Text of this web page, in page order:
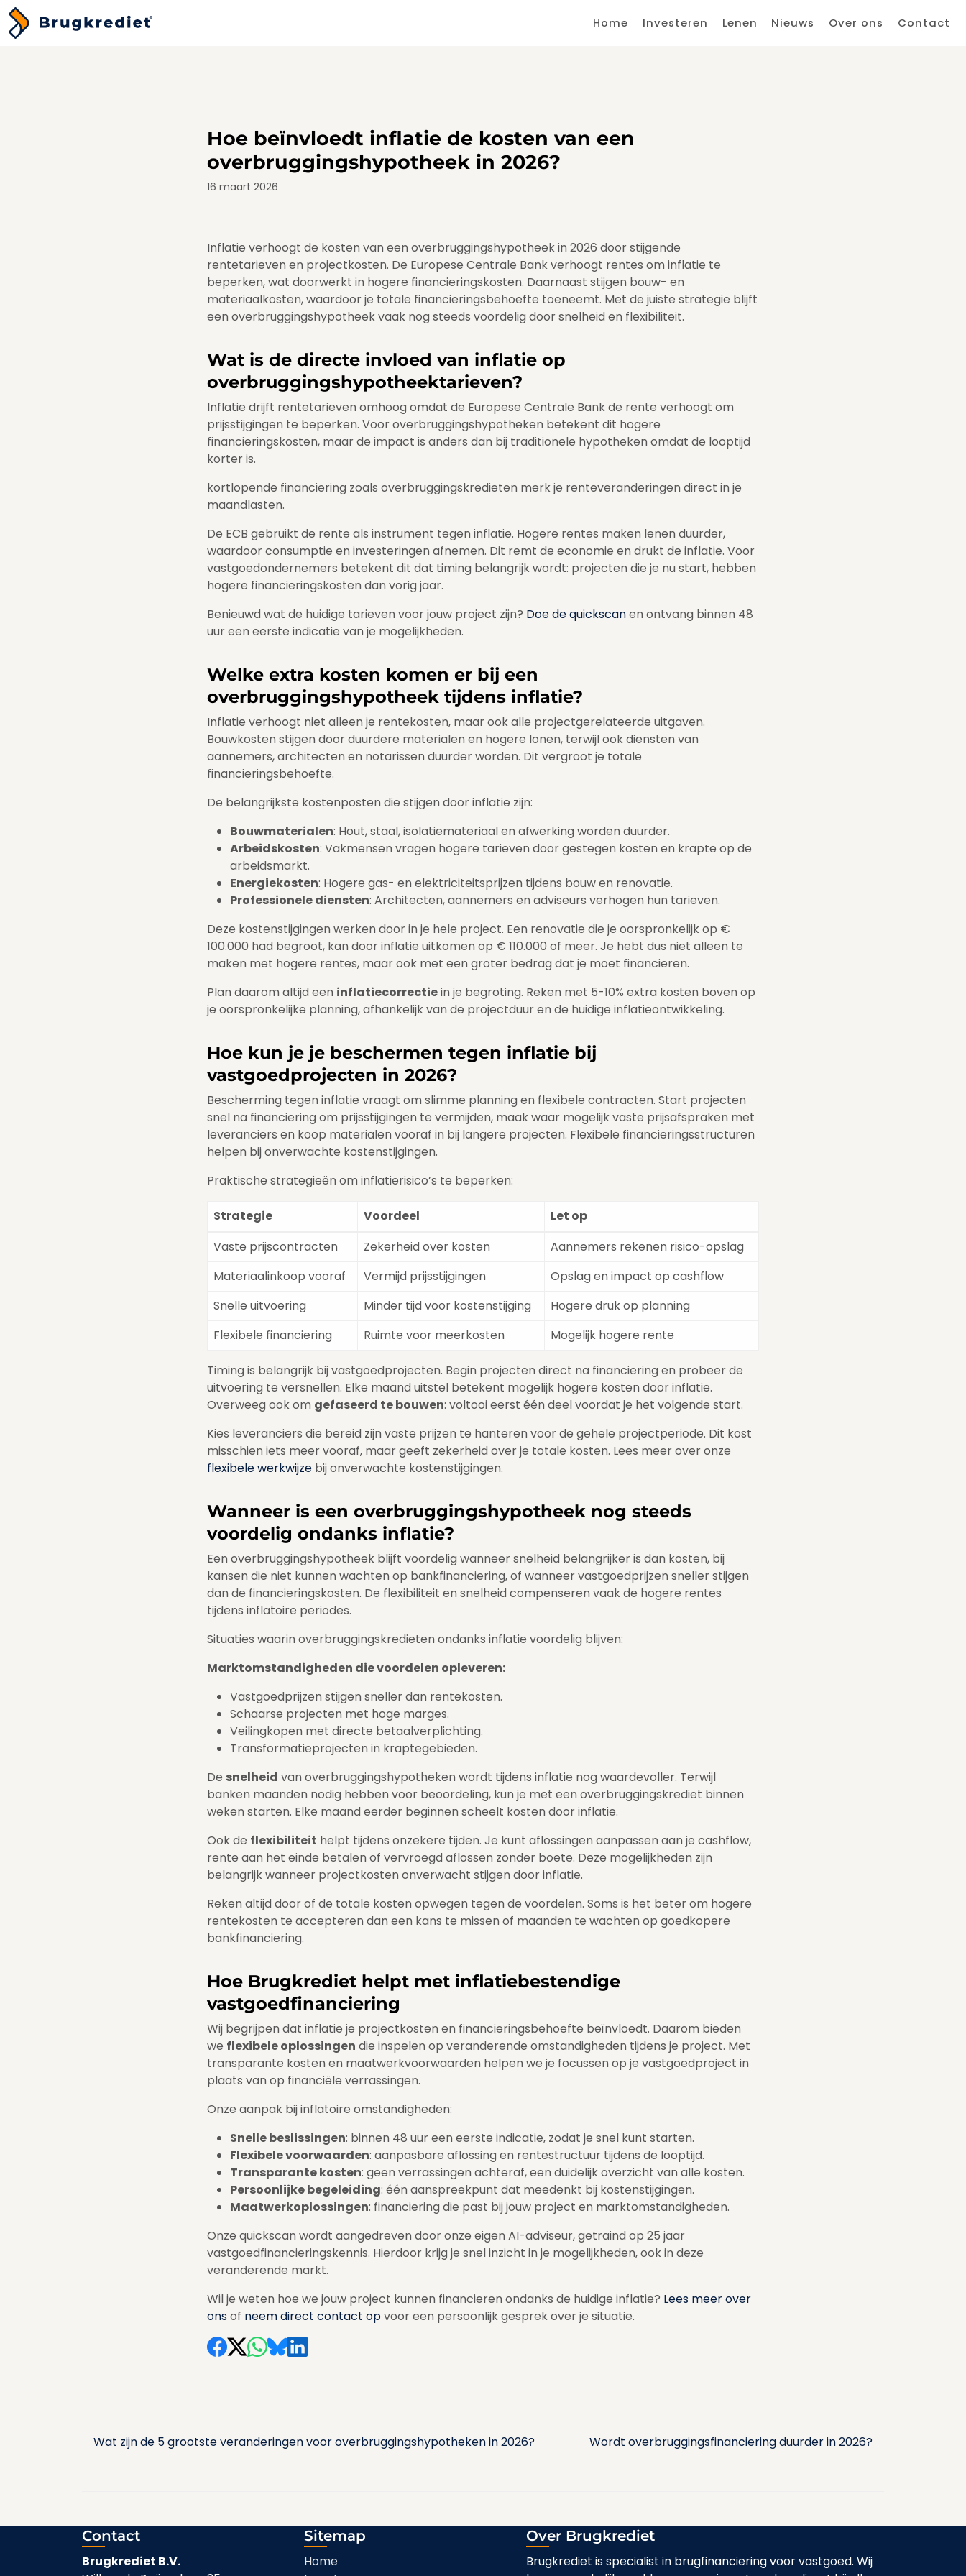
Home Investeren Lenen Nieuws Over ons Contact
Hoe beïnvloedt inflatie de kosten van een
overbruggingshypotheek in 2026?
16 maart 2026
Inflatie verhoogt de kosten van een overbruggingshypotheek in 2026 door stijgende
rentetarieven en projectkosten. De Europese Centrale Bank verhoogt rentes om inflatie te
beperken, wat doorwerkt in hogere financieringskosten. Daarnaast stijgen bouw- en
materiaalkosten, waardoor je totale financieringsbehoefte toeneemt. Met de juiste strategie blijft
een overbruggingshypotheek vaak nog steeds voordelig door snelheid en flexibiliteit.
Wat is de directe invloed van inflatie op
overbruggingshypotheektarieven?
Inflatie drijft rentetarieven omhoog omdat de Europese Centrale Bank de rente verhoogt om
prijsstijgingen te beperken. Voor overbruggingshypotheken betekent dit hogere
financieringskosten, maar de impact is anders dan bij traditionele hypotheken omdat de looptijd
korter is.
kortlopende financiering zoals overbruggingskredieten merk je renteveranderingen direct in je
maandlasten.
De ECB gebruikt de rente als instrument tegen inflatie. Hogere rentes maken lenen duurder,
waardoor consumptie en investeringen afnemen. Dit remt de economie en drukt de inflatie. Voor
vastgoedondernemers betekent dit dat timing belangrijk wordt: projecten die je nu start, hebben
hogere financieringskosten dan vorig jaar.
Benieuwd wat de huidige tarieven voor jouw project zijn? Doe de quickscanen ontvang binnen 48
uur een eerste indicatie van je mogelijkheden.
Welke extra kosten komen er bij een
overbruggingshypotheek tijdens inflatie?
Inflatie verhoogt niet alleen je rentekosten, maar ook alle projectgerelateerde uitgaven.
Bouwkosten stijgen door duurdere materialen en hogere lonen, terwijl ook diensten van
aannemers, architecten en notarissen duurder worden. Dit vergroot je totale
financieringsbehoefte.
De belangrijkste kostenposten die stijgen door inflatie zijn:
Bouwmaterialen: Hout, staal, isolatiemateriaal en afwerking worden duurder.
Arbeidskosten: Vakmensen vragen hogere tarieven door gestegen kosten en krapte op de
arbeidsmarkt.
Energiekosten: Hogere gas- en elektriciteitsprijzen tijdens bouw en renovatie.
Professionele diensten: Architecten, aannemers en adviseurs verhogen hun tarieven.
Deze kostenstijgingen werken door in je hele project. Een renovatie die je oorspronkelijk op €
100.000 had begroot, kan door inflatie uitkomen op € 110.000 of meer. Je hebt dus niet alleen te
maken met hogere rentes, maar ook met een groter bedrag dat je moet financieren.
Plan daarom altijd een inflatiecorrectiein je begroting. Reken met 5-10% extra kosten boven op
je oorspronkelijke planning, afhankelijk van de projectduur en de huidige inflatieontwikkeling.
Hoe kun je je beschermen tegen inflatie bij
vastgoedprojecten in 2026?
Bescherming tegen inflatie vraagt om slimme planning en flexibele contracten. Start projecten
snel na financiering om prijsstijgingen te vermijden, maak waar mogelijk vaste prijsafspraken met
leveranciers en koop materialen vooraf in bij langere projecten. Flexibele financieringsstructuren
helpen bij onverwachte kostenstijgingen.
Praktische strategieën om inflatierisico’s te beperken:
Strategie Voordeel
Let op
Vaste prijscontracten
Zekerheid over kosten
Aannemers rekenen risico-opslag
Materiaalinkoop vooraf
Vermijd prijsstijgingen
Opslag en impact op cashflow
Snelle uitvoering
Minder tijd voor kostenstijging
Hogere druk op planning
Flexibele financiering
Ruimte voor meerkosten Mogelijk hogere rente
Timing is belangrijk bij vastgoedprojecten. Begin projecten direct na financiering en probeer de
uitvoering te versnellen. Elke maand uitstel betekent mogelijk hogere kosten door inflatie.
Overweeg ook om gefaseerd te bouwen: voltooi eerst één deel voordat je het volgende start.
Kies leveranciers die bereid zijn vaste prijzen te hanteren voor de gehele projectperiode. Dit kost
misschien iets meer vooraf, maar geeft zekerheid over je totale kosten. Lees meer over onze
flexibele werkwijze bij onverwachte kostenstijgingen.
Wanneer is een overbruggingshypotheek nog steeds
voordelig ondanks inflatie?
Een overbruggingshypotheek blijft voordelig wanneer snelheid belangrijker is dan kosten, bij
kansen die niet kunnen wachten op bankfinanciering, of wanneer vastgoedprijzen sneller stijgen
dan de financieringskosten. De flexibiliteit en snelheid compenseren vaak de hogere rentes
tijdens inflatoire periodes.
Situaties waarin overbruggingskredieten ondanks inflatie voordelig blijven:
Marktomstandigheden die voordelen opleveren:
Vastgoedprijzen stijgen sneller dan rentekosten.
Schaarse projecten met hoge marges.
Veilingkopen met directe betaalverplichting.
Transformatieprojecten in kraptegebieden.
De snelheid van overbruggingshypotheken wordt tijdens inflatie nog waardevoller. Terwijl
banken maanden nodig hebben voor beoordeling, kun je met een overbruggingskrediet binnen
weken starten. Elke maand eerder beginnen scheelt kosten door inflatie.
Ook de flexibiliteit helpt tijdens onzekere tijden. Je kunt aflossingen aanpassen aan je cashflow,
rente aan het einde betalen of vervroegd aflossen zonder boete. Deze mogelijkheden zijn
belangrijk wanneer projectkosten onverwacht stijgen door inflatie.
Reken altijd door of de totale kosten opwegen tegen de voordelen. Soms is het beter om hogere
rentekosten te accepteren dan een kans te missen of maanden te wachten op goedkopere
bankfinanciering.
Hoe Brugkrediet helpt met inflatiebestendige
vastgoedfinanciering
Wij begrijpen dat inflatie je projectkosten en financieringsbehoefte beïnvloedt. Daarom bieden
we flexibele oplossingen die inspelen op veranderende omstandigheden tijdens je project. Met
transparante kosten en maatwerkvoorwaarden helpen we je focussen op je vastgoedproject in
plaats van op financiële verrassingen.
Onze aanpak bij inflatoire omstandigheden:
Snelle beslissingen: binnen 48 uur een eerste indicatie, zodat je snel kunt starten.
Flexibele voorwaarden: aanpasbare aflossing en rentestructuur tijdens de looptijd.
Transparante kosten: geen verrassingen achteraf, een duidelijk overzicht van alle kosten.
Persoonlijke begeleiding: één aanspreekpunt dat meedenkt bij kostenstijgingen.
Maatwerkoplossingen: financiering die past bij jouw project en marktomstandigheden.
Onze quickscan wordt aangedreven door onze eigen AI-adviseur, getraind op 25 jaar
vastgoedfinancieringskennis. Hierdoor krijg je snel inzicht in je mogelijkheden, ook in deze
veranderende markt.
Wil je weten hoe we jouw project kunnen financieren ondanks de huidige inflatie? Lees meer over
onsof neem direct contact opvoor een persoonlijk gesprek over je situatie.
Wat zijn de 5 grootste veranderingen voor overbruggingshypotheken in 2026? Wordt overbruggingsfinanciering duurder in 2026?
Contact
Brugkrediet B.V.
Sitemap
Home
Over Brugkrediet
Brugkrediet is specialist in brugfinanciering voor vastgoed. Wij